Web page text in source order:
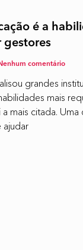
é a
gestores
comentário
grandes
mais
mais citada.
ajudar